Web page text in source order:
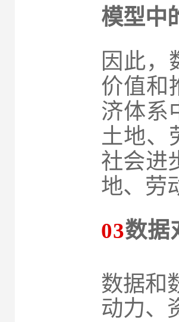
模型中
因此，
价值和
济体系
土地、
社会进
地、劳
03数据
数据和
动力、